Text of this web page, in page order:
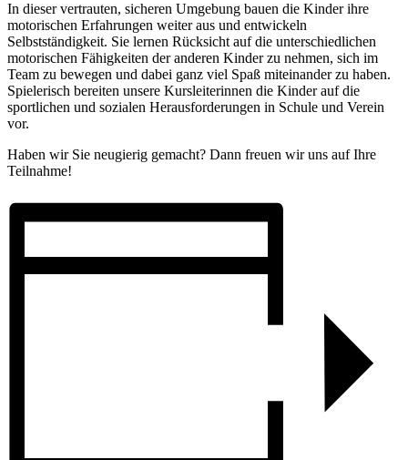
In dieser vertrauten, sicheren Umgebung bauen die Kinder ihre
motorischen Erfahrungen weiter aus und entwickeln
Selbstständigkeit. Sie lernen Rücksicht auf die unterschiedlichen
motorischen Fähigkeiten der anderen Kinder zu nehmen, sich im
Team zu bewegen und dabei ganz viel Spaß miteinander zu haben.
Spielerisch bereiten unsere Kursleiterinnen die Kinder auf die
sportlichen und sozialen Herausforderungen in Schule und Verein
vor.
Haben wir Sie neugierig gemacht? Dann freuen wir uns auf Ihre
Teilnahme!